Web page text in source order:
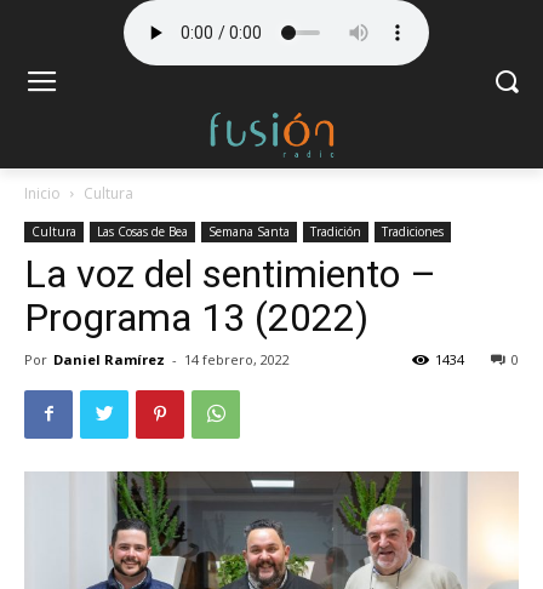
Inicio Cultura
Cultura Las Cosas de Bea Semana Santa Tradición Tradiciones
La voz del sentimiento –
Programa 13 (2022)
Por Daniel Ramírez - 14 febrero, 2022 0
1434